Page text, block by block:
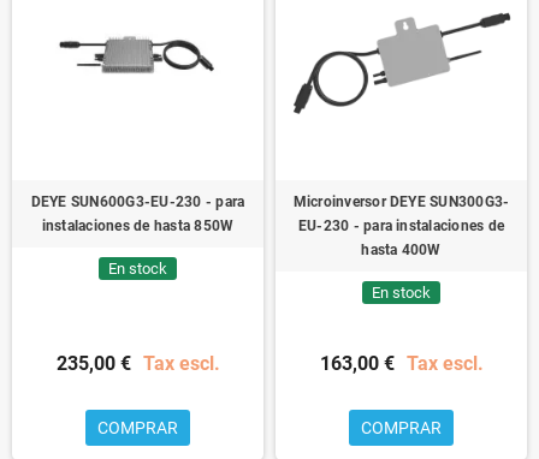
DEYE SUN600G3-EU-230 - para
instalaciones de hasta 850W
En stock
235,00 € Tax escl.
COMPRAR
Microinversor DEYE SUN300G3-
EU-230 - para instalaciones de
hasta 400W
En stock
163,00 € Tax escl.
COMPRAR